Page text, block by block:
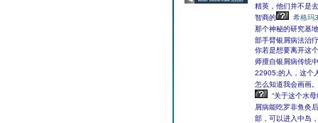
精英，他们并不是
智商的
希格玛
那个神秘的研究基
部手臂银屑病法治
你若是想要离开这
师擅自银屑病传统
22905;的人，这个
怎么知道我会画画。
“关于这个水
屑病能吃罗非鱼灸
部，可以进入中岛